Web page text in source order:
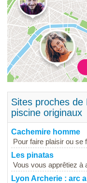
Sites proches de
piscine originaux
Cachemire homme
Pour faire plaisir ou se
Les pinatas
Vous vous apprêtiez à
Lyon Archerie : arc